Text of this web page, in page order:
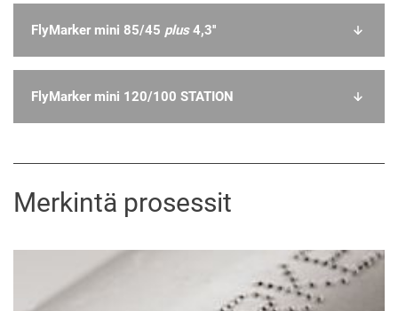
FlyMarker mini 85/45 plus4,3''
FlyMarker mini 120/100 STATION
Merkintä prosessit